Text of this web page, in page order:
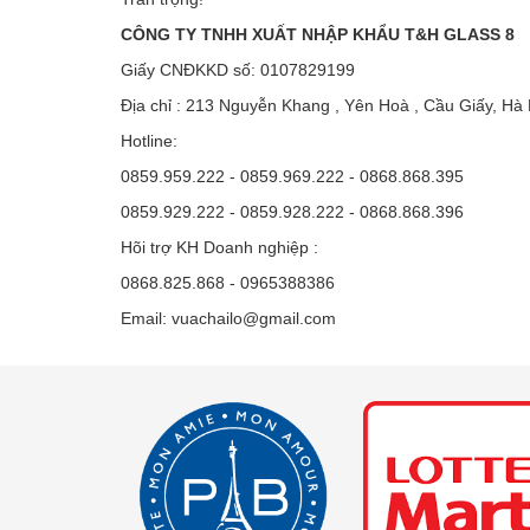
CÔNG TY TNHH XUẤT NHẬP KHẨU T&H GLASS 8
Giấy CNĐKKD số: 0107829199
Địa chỉ : 213 Nguyễn Khang , Yên Hoà , Cầu Giấy, Hà
Hotline:
0859.959.222 - 0859.969.222 - 0868.868.395
0859.929.222 - 0859.928.222 - 0868.868.396
Hõi trợ KH Doanh nghiệp :
0868.825.868 - 0965388386
Email: vuachailo@gmail.com